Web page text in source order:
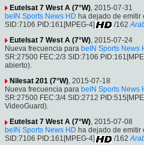
Eutelsat 7 West A (7°W) , 2015-07-31
beIN Sports News HD ha dejado de emitir
SID:7106 PID:161[MPEG-4]
/162
Eutelsat 7 West A (7°W), 2015-07-24
Nueva frecuencia para beIN Sports News
SR:27500 FEC:2/3 SID:7106
abierto).
Nilesat 201 (7°W), 2015-07-18
Nueva frecuencia para beIN Sports News
SR:27500 FEC:3/4 SID:2712
VideoGuard).
Eutelsat 7 West A (7°W), 2015-07-08
beIN Sports News HD ha dejado de emitir
SID:7106 PID:161[MPEG-4]
/162